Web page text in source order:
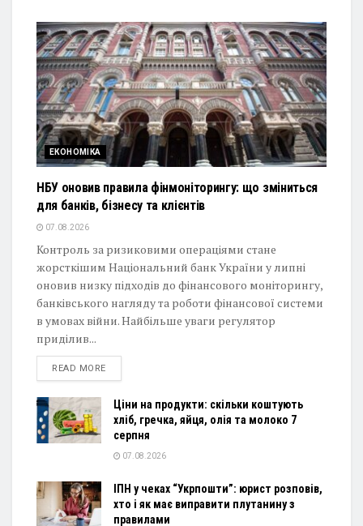
ЕКОНОМІКА
НБУ оновив правила фінмоніторингу: що зміниться
для банків, бізнесу та клієнтів
07.08.2026
Контроль за ризиковими операціями стане
жорсткішим Національний банк України у липні
оновив низку підходів до фінансового моніторингу,
банківського нагляду та роботи фінансової системи
в умовах війни. Найбільше уваги регулятор
приділив...
READ MOREDETAILS
Ціни на продукти: скільки коштують
хліб, гречка, яйця, олія та молоко 7
серпня
07.08.2026
ІПН у чеках “Укрпошти”: юрист розповів,
хто і як має виправити плутанину з
правилами